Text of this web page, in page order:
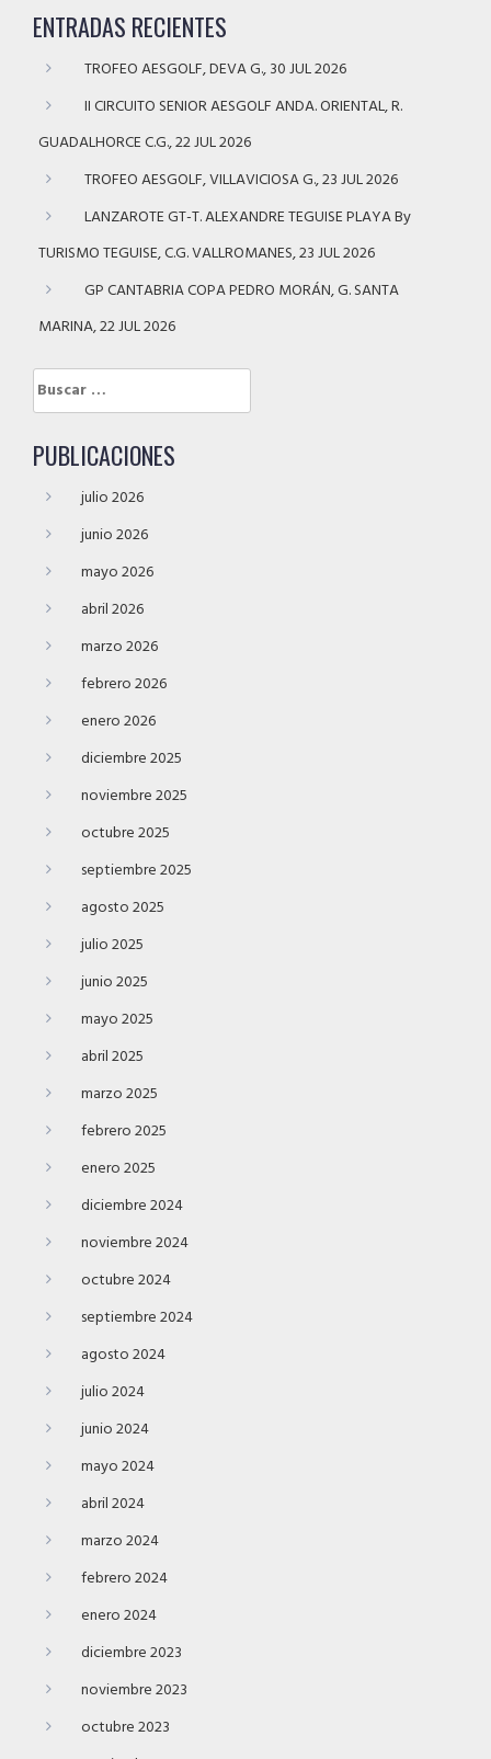
ENTRADAS RECIENTES
TROFEO AESGOLF, DEVA G., 30 JUL 2026
II CIRCUITO SENIOR AESGOLF ANDA. ORIENTAL, R.
GUADALHORCE C.G., 22 JUL 2026
TROFEO AESGOLF, VILLAVICIOSA G., 23 JUL 2026
LANZAROTE GT-T. ALEXANDRE TEGUISE PLAYA By
TURISMO TEGUISE, C.G. VALLROMANES, 23 JUL 2026
GP CANTABRIA COPA PEDRO MORÁN, G. SANTA
MARINA, 22 JUL 2026
Buscar:
PUBLICACIONES
julio 2026
junio 2026
mayo 2026
abril 2026
marzo 2026
febrero 2026
enero 2026
diciembre 2025
noviembre 2025
octubre 2025
septiembre 2025
agosto 2025
julio 2025
junio 2025
mayo 2025
abril 2025
marzo 2025
febrero 2025
enero 2025
diciembre 2024
noviembre 2024
octubre 2024
septiembre 2024
agosto 2024
julio 2024
junio 2024
mayo 2024
abril 2024
marzo 2024
febrero 2024
enero 2024
diciembre 2023
noviembre 2023
octubre 2023